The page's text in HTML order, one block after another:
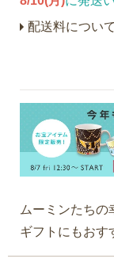
配送料について
ムーミンたちの
ギフトにもおす